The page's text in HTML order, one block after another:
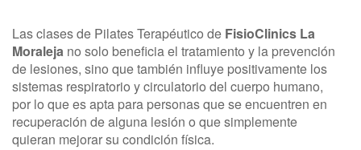
Las clases de Pilates Terapéutico de FisioClinics La
Moraleja no solo beneficia el tratamiento y la prevención
de lesiones, sino que también influye positivamente los
sistemas respiratorio y circulatorio del cuerpo humano,
por lo que es apta para personas que se encuentren en
recuperación de alguna lesión o que simplemente
quieran mejorar su condición física.